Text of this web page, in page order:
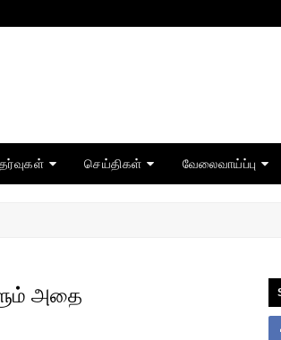
செய்திகள் வேலைவாய்ப்பு
அதை